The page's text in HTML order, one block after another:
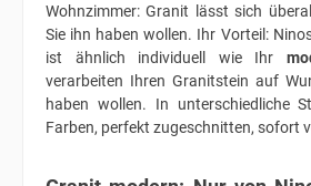
Wohnzimmer: Granit lässt sich
Sie ihn haben wollen. Ihr Vorteil:
ist ähnlich individuell wie Ihr
verarbeiten Ihren Granitstein auf
haben wollen. In unterschiedliche
Farben, perfekt zugeschnitten, sofort